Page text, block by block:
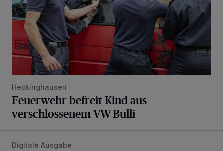
Heckinghausen
Feuerwehr befreit Kind aus
verschlossenem VW Bulli
Die aktuelle Rundschau – jetzt schon online
Digitale Ausgabe